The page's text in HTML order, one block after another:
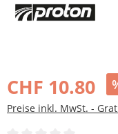
CHF 10.80
Preise inkl. MwSt. -